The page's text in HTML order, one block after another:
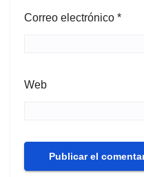
Correo electrónico *
Web